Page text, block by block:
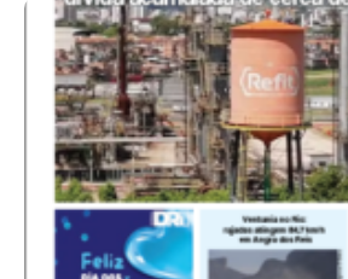
Ano X – Número 367 08 A 14
2026